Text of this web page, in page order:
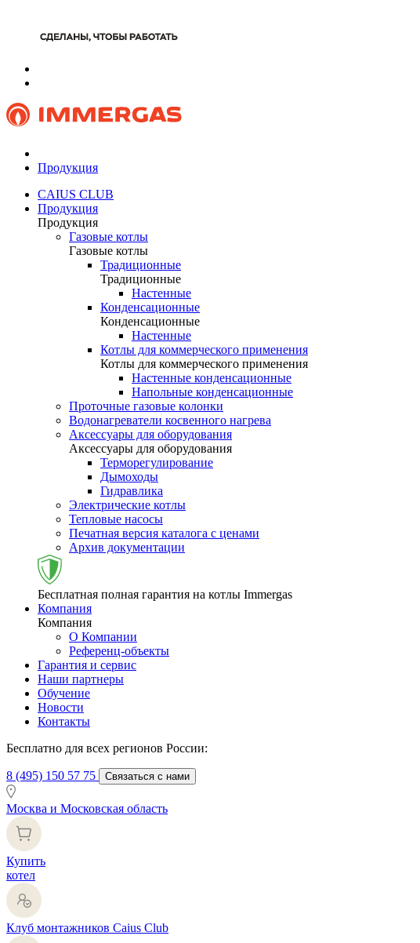
Продукция
CAIUS CLUB
Продукция
Продукция
Газовые котлы
Газовые котлы
Традиционные
Традиционные
Настенные
Конденсационные
Конденсационные
Настенные
Котлы для коммерческого применения
Котлы для коммерческого применения
Настенные конденсационные
Напольные конденсационные
Проточные газовые колонки
Водонагреватели косвенного нагрева
Аксессуары для оборудования
Аксессуары для оборудования
Терморегулирование
Дымоходы
Гидравлика
Электрические котлы
Тепловые насосы
Печатная версия каталога с ценами
Архив документации
Бесплатная полная гарантия на котлы Immergas
Компания
Компания
О Компании
Референц-объекты
Гарантия и сервис
Наши партнеры
Обучение
Новости
Контакты
Бесплатно для всех регионов России:
8 (495) 150 57 75 Связаться с нами
Москва и Московская область
Купить
котел
Клуб монтажников Caius Club